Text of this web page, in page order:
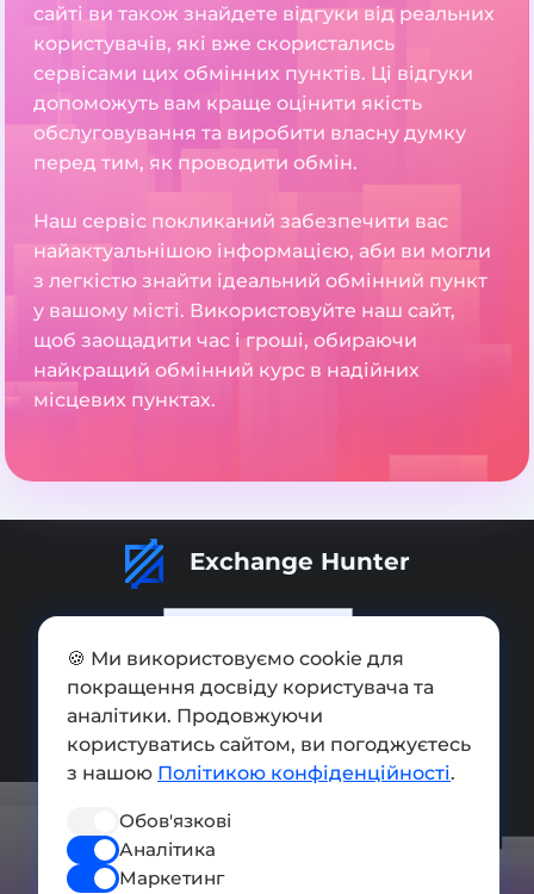
сайті ви також знайдете відгуки від реальних
користувачів, які вже скористались
сервісами цих обмінних пунктів. Ці відгуки
допоможуть вам краще оцінити якість
обслуговування та виробити власну думку
перед тим, як проводити обмін.
Наш сервіс покликаний забезпечити вас
найактуальнішою інформацією, аби ви могли
з легкістю знайти ідеальний обмінний пункт
у вашому місті. Використовуйте наш сайт,
щоб заощадити час і гроші, обираючи
найкращий обмінний курс в надійних
місцевих пунктах.
Exchange Hunter
Додати обмінник
Мапа сайту
Press kit
Умови використання
Політика конфіденційності
🍪 Ми використовуємо cookie для
покращення досвіду користувача та
аналітики. Продовжуючи
користуватись сайтом, ви погоджуєтесь
з нашою Політикою конфіденційності.
Обов'язкові
Аналітика
Маркетинг